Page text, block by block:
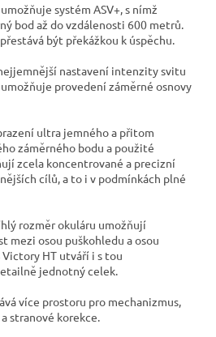
systém ASV+, s nímž
bod až do vzdálenosti 600 metrů.
být překážkou k úspěchu.
nastavení intenzity svitu
provedení záměrné osnovy
ultra jemného a přitom
záměrného bodu a použité
zcela koncentrované a precizní
cílů, a to i v podmínkách plné
rozměr okuláru umožňují
mezi osou puškohledu a osou
Victory HT utváří i s tou
jednotný celek.
více prostoru pro mechanizmus,
stranové korekce.